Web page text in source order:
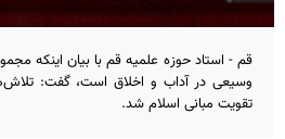
قم - استاد حوزه علمیه قم با بیان اینکه
وسیعی در آداب و اخلاق است،‌ گفت:
تقویت مبانی اسلام شد.